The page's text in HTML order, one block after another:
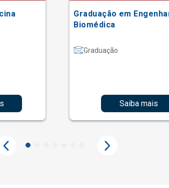
Graduação em
Biomédica
Graduação
Saiba mais